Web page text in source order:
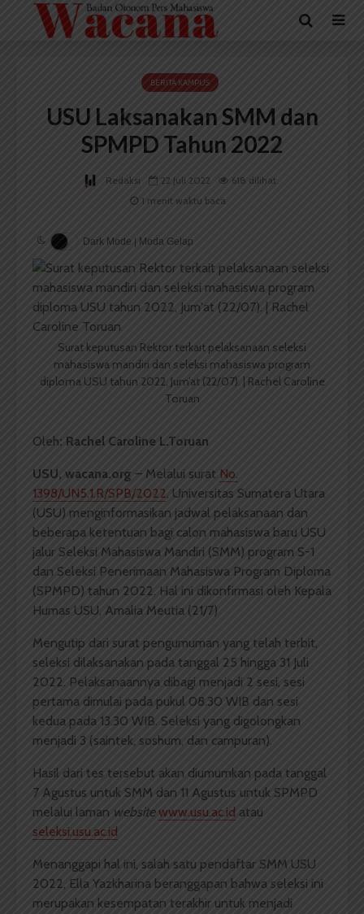
BERITA KAMPUS
USU Laksanakan SMM dan
SPMPD Tahun 2022
Redaksi 22 Juli 2022
618 dilihat
1 menit waktu baca
Dark Mode | Moda Gelap
Surat keputusan Rektor terkait pelaksanaan seleksi
mahasiswa mandiri dan seleksi mahasiswa program
diploma USU tahun 2022, Jum’at (22/07). | Rachel Caroline
Toruan
Oleh: Rachel Caroline L.Toruan
USU, wacana.org – Melalui surat No.
1398/UN5.1.R/SPB/2022, Universitas Sumatera Utara
(USU) menginformasikan jadwal pelaksanaan dan
beberapa ketentuan bagi calon mahasiswa baru USU
jalur Seleksi Mahasiswa Mandiri (SMM) program S-1
dan Seleksi Penerimaan Mahasiswa Program Diploma
(SPMPD) tahun 2022. Hal ini dikonfirmasi oleh Kepala
Humas USU, Amalia Meutia (21/7)
Mengutip dari surat pengumuman yang telah terbit,
seleksi dilaksanakan pada tanggal 25 hingga 31 Juli
2022. Pelaksanaannya dibagi menjadi 2 sesi, sesi
pertama dimulai pada pukul 08.30 WIB dan sesi
kedua pada 13.30 WIB. Seleksi yang digolongkan
menjadi 3 (saintek, soshum, dan campuran).
Hasil dari tes tersebut akan diumumkan pada tanggal
7 Agustus untuk SMM dan 11 Agustus untuk SPMPD
melalui laman website www.usu.ac.id atau
seleksi.usu.ac.id
Menanggapi hal ini, salah satu pendaftar SMM USU
2022, Ella Yazkharina beranggapan bahwa seleksi ini
merupakan kesempatan terakhir untuk menjadi